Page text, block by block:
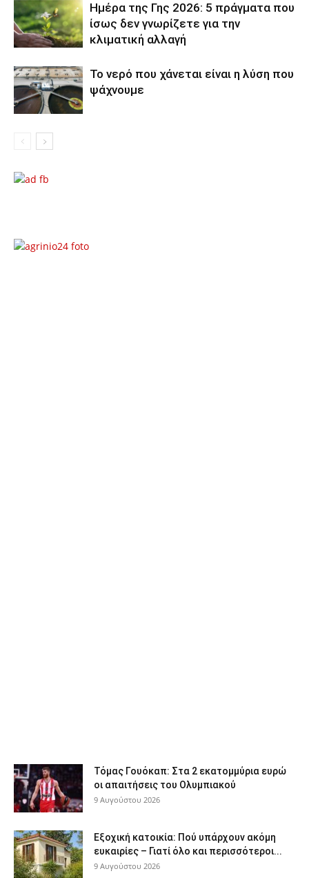
Ημέρα της Γης 2026: 5 πράγματα που
ίσως δεν γνωρίζετε για την
κλιματική αλλαγή
Το νερό που χάνεται είναι η λύση που
ψάχνουμε
Τόμας Γουόκαπ: Στα 2 εκατομμύρια ευρώ
οι απαιτήσεις του Ολυμπιακού
9 Αυγούστου 2026
Εξοχική κατοικία: Πού υπάρχουν ακόμη
ευκαιρίες – Γιατί όλο και περισσότεροι...
9 Αυγούστου 2026